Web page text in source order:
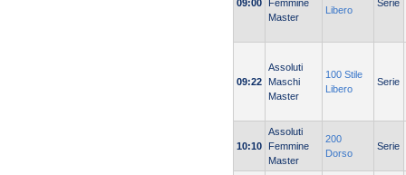
09:00
Femmine
Master
Libero
Serie
09:22
Assoluti
Maschi
Master
100 Stile
Libero
Serie
10:10
Assoluti
Femmine
Master
200
Dorso
Serie